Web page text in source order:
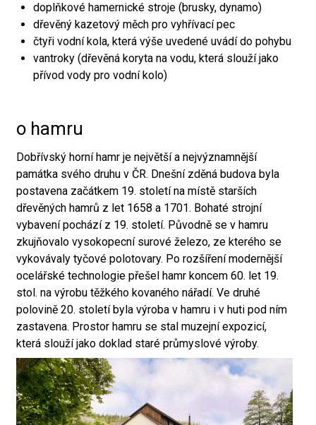
doplňkové hamernické stroje (brusky, dynamo)
dřevěný kazetový měch pro vyhřívací pec
čtyři vodní kola, která výše uvedené uvádí do pohybu
vantroky (dřevěná koryta na vodu, která slouží jako
přívod vody pro vodní kolo)
o hamru
Dobřívský horní hamr je největší a nejvýznamnější
památka svého druhu v ČR. Dnešní zděná budova byla
postavena začátkem 19. století na místě starších
dřevěných hamrů z let 1658 a 1701. Bohaté strojní
vybavení pochází z 19. století. Původně se v hamru
zkujňovalo vysokopecní surové železo, ze kterého se
vykovávaly tyčové polotovary. Po rozšíření modernější
ocelářské technologie přešel hamr koncem 60. let 19.
stol. na výrobu těžkého kovaného nářadí. Ve druhé
polovině 20. století byla výroba v hamru i v huti pod ním
zastavena. Prostor hamru se stal muzejní expozicí,
která slouží jako doklad staré průmyslové výroby.